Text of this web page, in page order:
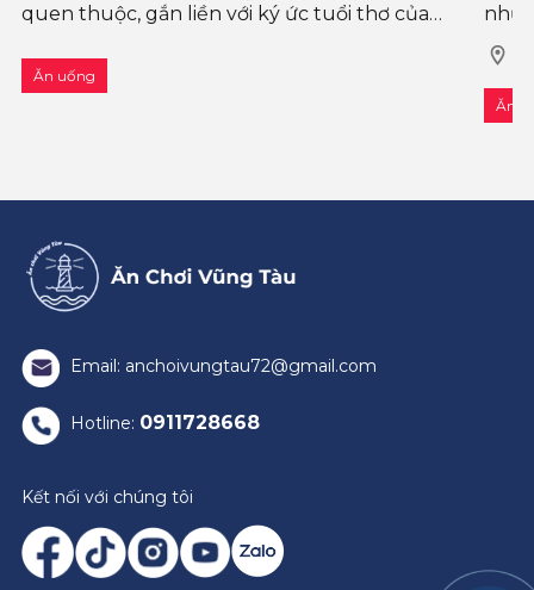
quen thuộc, gắn liền với ký ức tuổi thơ của
bây giờ, Tường Vân vẫn kiên trì gi�
Ăn uống
Ăn
Email: anchoivungtau72@gmail.com
Hotline: 0911728668
Kết nối với chúng tôi